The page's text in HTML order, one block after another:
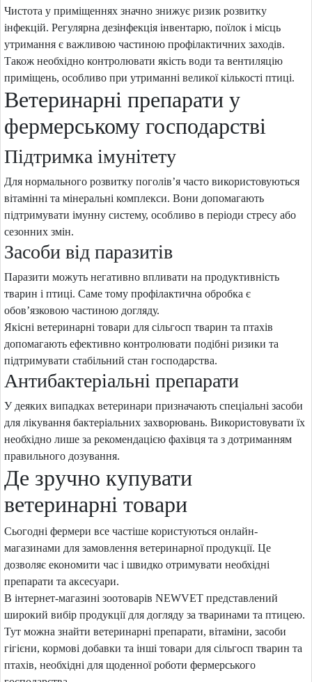
Чистота у приміщеннях значно знижує ризик розвитку
інфекцій. Регулярна дезінфекція інвентарю, поїлок і місць
утримання є важливою частиною профілактичних заходів.
Також необхідно контролювати якість води та вентиляцію
приміщень, особливо при утриманні великої кількості птиці.
Ветеринарні препарати у
фермерському господарстві
Підтримка імунітету
Для нормального розвитку поголів’я часто використовуються
вітамінні та мінеральні комплекси. Вони допомагають
підтримувати імунну систему, особливо в періоди стресу або
сезонних змін.
Засоби від паразитів
Паразити можуть негативно впливати на продуктивність
тварин і птиці. Саме тому профілактична обробка є
обов’язковою частиною догляду.
Якісні ветеринарні товари для сільгосп тварин та птахів
допомагають ефективно контролювати подібні ризики та
підтримувати стабільний стан господарства.
Антибактеріальні препарати
У деяких випадках ветеринари призначають спеціальні засоби
для лікування бактеріальних захворювань. Використовувати їх
необхідно лише за рекомендацією фахівця та з дотриманням
правильного дозування.
Де зручно купувати
ветеринарні товари
Сьогодні фермери все частіше користуються онлайн-
магазинами для замовлення ветеринарної продукції. Це
дозволяє економити час і швидко отримувати необхідні
препарати та аксесуари.
В інтернет-магазині зоотоварів NEWVET представлений
широкий вибір продукції для догляду за тваринами та птицею.
Тут можна знайти ветеринарні препарати, вітаміни, засоби
гігієни, кормові добавки та інші товари для сільгосп тварин та
птахів, необхідні для щоденної роботи фермерського